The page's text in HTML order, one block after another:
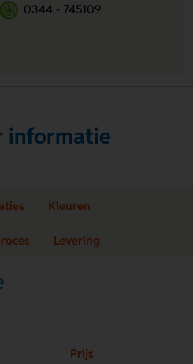
0344 - 745109
informatie
Kleuren
Levering
Prijs